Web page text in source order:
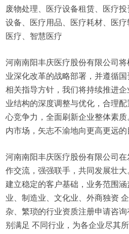
废物处理、医疗设备租赁、医疗
设备、医疗用品、医疗耗材、医
医疗、智慧医疗
河南南阳丰庆医疗股份有限公司
业深化改革的战略部署，并遵循
相关指导方针，我们将持续推进
业结构的深度调整与优化，合理
心竞争力，全面刷新企业整体素
内市场，矢志不渝地向更高更远的
河南南阳丰庆医疗股份有限公司
作交流，强强联手，共同发展壮
建立稳定的客户基础，业务范围
业、制造业、文化业、外商独资
杂、繁琐的行业资质注册申请咨
别满足 不同行业，为各企业尽其